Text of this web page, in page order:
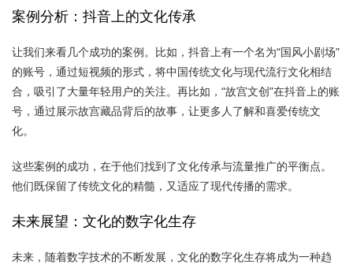
案例分析：抖音上的文化传承
让我们来看几个成功的案例。比如，抖音上有一个名为“国风小剧场”
的账号，通过短视频的形式，将中国传统文化与现代流行文化相结
合，吸引了大量年轻用户的关注。再比如，“故宫文创”在抖音上的账
号，通过展示故宫藏品背后的故事，让更多人了解和喜爱传统文
化。
这些案例的成功，在于他们找到了文化传承与流量推广的平衡点。
他们既保留了传统文化的精髓，又适应了现代传播的需求。
未来展望：文化的数字化生存
未来，随着数字技术的不断发展，文化的数字化生存将成为一种趋